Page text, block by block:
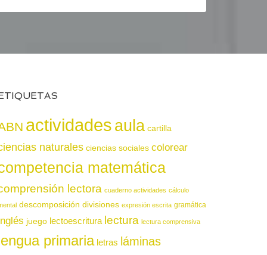
actividadesaula cartilla
naturales ciencias sociales colorear
matemática
lectora cuaderno actividades cálculo
descomposición divisiones expresión escrita gramática
juego lectoescritura lectura lectura comprensiva
primaria letras láminas